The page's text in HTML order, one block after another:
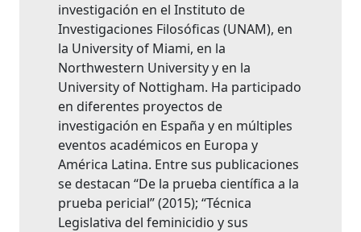
investigación en el Instituto de
Investigaciones Filosóficas (UNAM), en
la University of Miami, en la
Northwestern University y en la
University of Nottigham. Ha participado
en diferentes proyectos de
investigación en España y en múltiples
eventos académicos en Europa y
América Latina. Entre sus publicaciones
se destacan “De la prueba científica a la
prueba pericial” (2015); “Técnica
Legislativa del feminicidio y sus